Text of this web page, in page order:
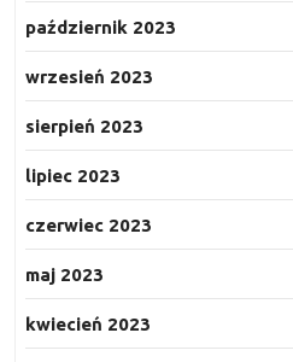
październik 2023
wrzesień 2023
sierpień 2023
lipiec 2023
czerwiec 2023
maj 2023
kwiecień 2023